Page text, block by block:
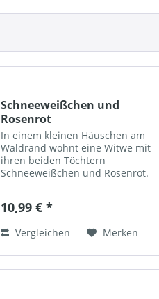
Schneeweißchen und
Rosenrot
In einem kleinen Häuschen am
Waldrand wohnt eine Witwe mit
ihren beiden Töchtern
Schneeweißchen und Rosenrot.
komischen Ritter Knickebein. Der
ist...
10,99 € *
Vergleichen Merken